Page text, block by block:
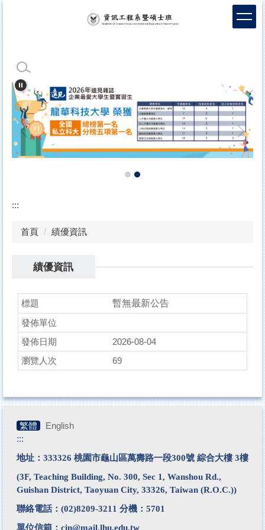
區
:::
首頁 績優資訊
績優資訊
暫無最新公告
2026-08-04
69
繁體
English
:::
地址：333326 桃園市龜山區萬壽路一段300號 綜合大樓 3樓
(3F, Teaching Building, No. 300, Sec 1, Wanshou Rd.,
Guishan District, Taoyuan City, 33326, Taiwan (R.O.C.))
聯絡電話： (02)8209-3211 分機：5701
單位信箱： cin@mail.lhu.edu.tw